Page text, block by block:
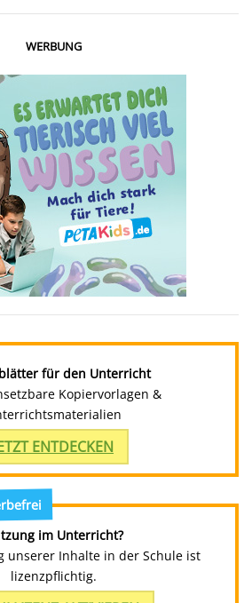
WERBUNG
für den Unterricht
Kopiervorlagen &
ENTDECKEN
im Unterricht?
unserer Inhalte in der Schule ist
lizenzpflichtig.